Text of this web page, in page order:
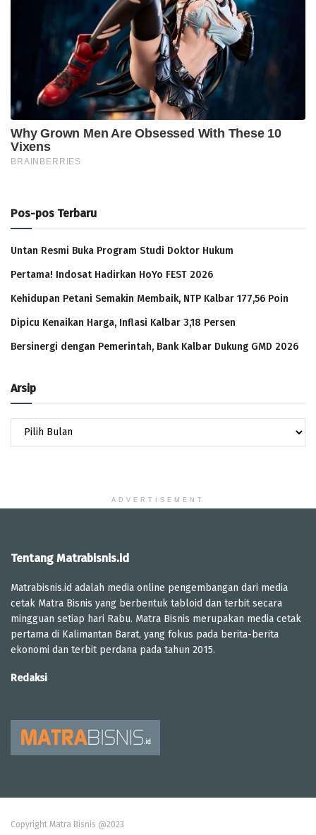
Pos-pos Terbaru
Untan Resmi Buka Program Studi Doktor Hukum
Pertama! Indosat Hadirkan HoYo FEST 2026
Kehidupan Petani Semakin Membaik, NTP Kalbar 177,56 Poin
Dipicu Kenaikan Harga, Inflasi Kalbar 3,18 Persen
Bersinergi dengan Pemerintah, Bank Kalbar Dukung GMD 2026
Arsip
Arsip
ADVERTISEMENT
Tentang Matrabisnis.id
Matrabisnis.id adalah media online pengembangan dari media
cetak Matra Bisnis yang berbentuk tabloid dan terbit secara
mingguan setiap hari Rabu. Matra Bisnis merupakan media cetak
pertama di Kalimantan Barat, yang fokus pada berita-berita
ekonomi dan terbit perdana pada tahun 2015.
Redaksi
Copyright Matra Bisnis @2023